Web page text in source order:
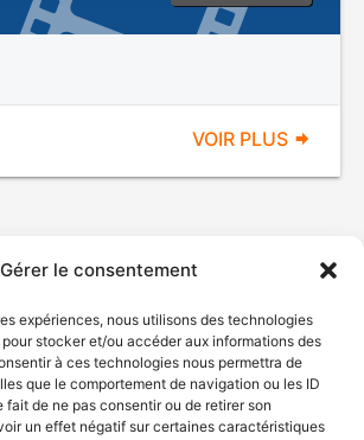
Gérer le consentement
expériences, nous utilisons des technologies
stocker et/ou accéder aux informations des
à ces technologies nous permettra de
que le comportement de navigation ou les ID
fait de ne pas consentir ou de retirer son
un effet négatif sur certaines caractéristiques
VOIR PLUS